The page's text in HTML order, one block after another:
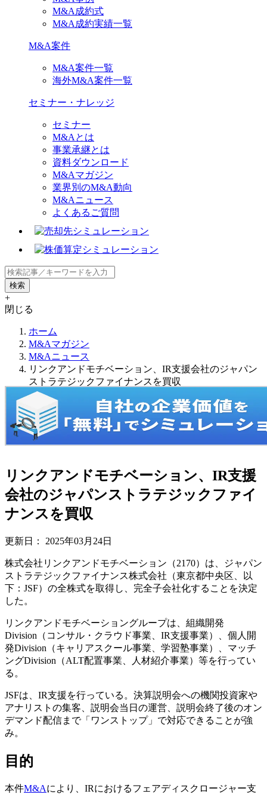
M&A成約式
M&A成約実績一覧
M&A案件
M&A案件一覧
海外M&A案件一覧
セミナー・ナレッジ
セミナー
M&Aとは
事業承継とは
資料ダウンロード
M&Aマガジン
業界別のM&A動向
M&Aニュース
よくあるご質問
+
閉じる
ホーム
M&Aマガジン
M&Aニュース
リンクアンドモチベーション、IR支援会社のジャパン
ストラテジックファイナンスを買収
リンクアンドモチベーション、IR支援
会社のジャパンストラテジックファイ
ナンスを買収
更新日： 2025年03月24日
株式会社リンクアンドモチベーション（2170）は、ジャパン
ストラテジックファイナンス株式会社（東京都中央区、以
下：JSF）の全株式を取得し、完全子会社化することを決定
した。
リンクアンドモチベーショングループは、組織開発
Division（コンサル・クラウド事業、IR支援事業）、個人開
発Division（キャリアスクール事業、学習塾事業）、マッチ
ングDivision（ALT配置事業、人材紹介事業）等を行ってい
る。
JSFは、IR支援を行っている。決算説明会への機関投資家や
アナリストの集客、説明会当日の運営、説明会終了後のオン
デマンド配信まで「ワンストップ」で対応できることが強
み。
目的
本件M&Aにより、IRにおけるフェアディスクロージャー支